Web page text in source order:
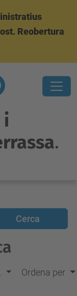
Reobertura
i
.
Ordena per